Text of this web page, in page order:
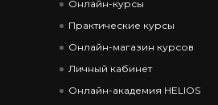
Онлайн-курсы
Практические курсы
Личный кабинет
Онлайн-академия HELIOS
Онлайн-магазин курсов